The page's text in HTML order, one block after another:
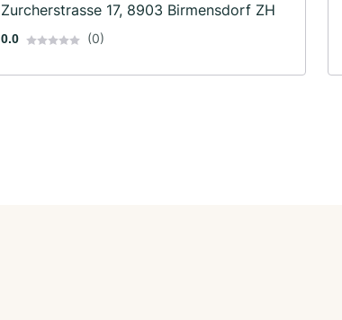
Zurcherstrasse 17, 8903 Birmensdorf ZH
0.0 (0)